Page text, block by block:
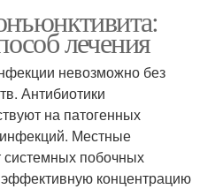
лечения
невозможно без
Антибиотики
на патогенных
Местные
побочных
концентрацию